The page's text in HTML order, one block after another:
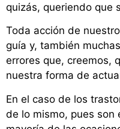
quizás, queriendo que
Toda acción de
guía y, también
errores que, creemos,
nuestra forma de
En el caso de los
de lo mismo, pues son